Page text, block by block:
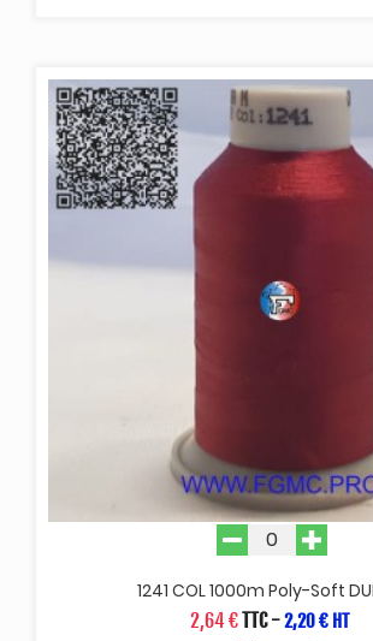
1241 COL 1000m Poly-Soft
2,64 €TTC-2,20 € HT